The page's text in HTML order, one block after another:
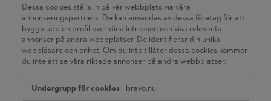
Dessa cookies ställs in på vår webbplats via våra
annonseringspartners. De kan användas av dessa företag för att
bygga upp en profil över dina intressen och visa relevanta
annonser på andra webbplatser. De identifierar din unika
webbläsare och enhet. Om du inte tillåter dessa cookies kommer
du inte att se våra riktade annonser på andra webbplatser.
cookies
bravo.nu